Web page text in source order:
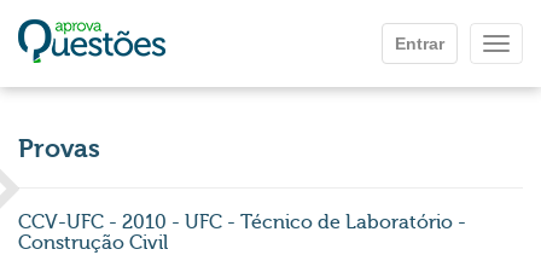
Entrar
Provas
CCV-UFC - 2010 - UFC - Técnico de Laboratório -
Construção Civil